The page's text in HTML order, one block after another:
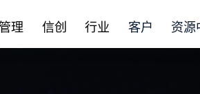
理 信创 行业 客户 资源